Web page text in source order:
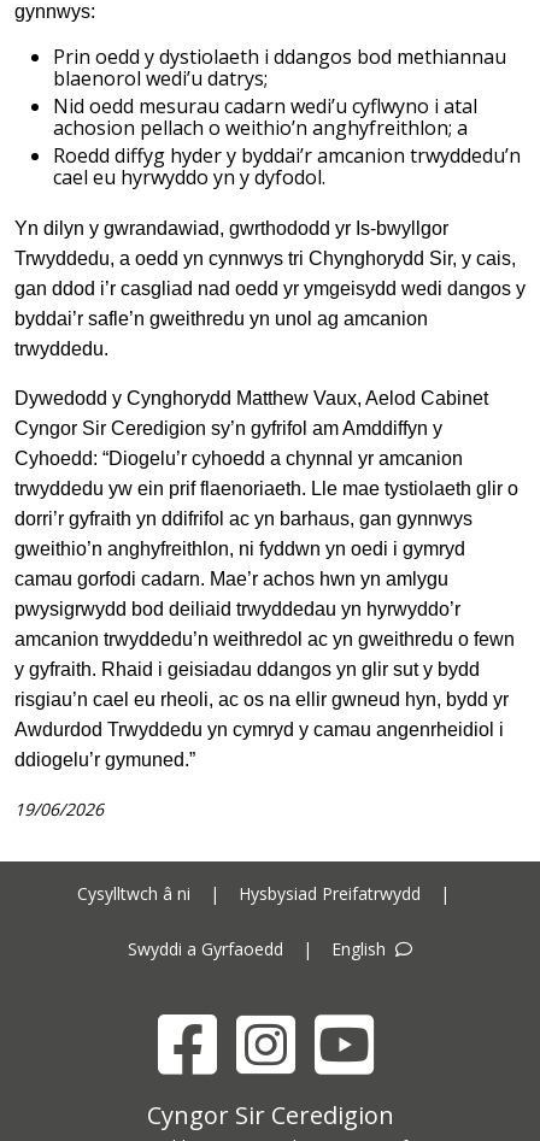
gynnwys:
Prin oedd y dystiolaeth i ddangos bod methiannau
blaenorol wedi’u datrys;
Nid oedd mesurau cadarn wedi’u cyflwyno i atal
achosion pellach o weithio’n anghyfreithlon; a
Roedd diffyg hyder y byddai’r amcanion trwyddedu’n
cael eu hyrwyddo yn y dyfodol.
Yn dilyn y gwrandawiad, gwrthododd yr Is-bwyllgor
Trwyddedu, a oedd yn cynnwys tri Chynghorydd Sir, y cais,
gan ddod i’r casgliad nad oedd yr ymgeisydd wedi dangos y
byddai’r safle’n gweithredu yn unol ag amcanion
trwyddedu.
Dywedodd y Cynghorydd Matthew Vaux, Aelod Cabinet
Cyngor Sir Ceredigion sy’n gyfrifol am Amddiffyn y
Cyhoedd: “Diogelu’r cyhoedd a chynnal yr amcanion
trwyddedu yw ein prif flaenoriaeth. Lle mae tystiolaeth glir o
dorri’r gyfraith yn ddifrifol ac yn barhaus, gan gynnwys
gweithio’n anghyfreithlon, ni fyddwn yn oedi i gymryd
camau gorfodi cadarn. Mae’r achos hwn yn amlygu
pwysigrwydd bod deiliaid trwyddedau yn hyrwyddo’r
amcanion trwyddedu’n weithredol ac yn gweithredu o fewn
y gyfraith. Rhaid i geisiadau ddangos yn glir sut y bydd
risgiau’n cael eu rheoli, ac os na ellir gwneud hyn, bydd yr
Awdurdod Trwyddedu yn cymryd y camau angenrheidiol i
ddiogelu’r gymuned.”
19/06/2026
Cysylltwch â ni | Hysbysiad Preifatrwydd |
Swyddi a Gyrfaoedd | English
FacebookInstagramYouTube
Cyngor Sir Ceredigion addressCyngor Sir Ceredigion